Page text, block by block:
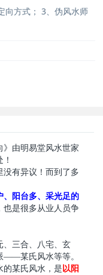
向方式； 3、伪风水师
》由明易堂风水世家
没有异议！而到了多
、阳台多、采光足的
也是很多从业人员争
、三合、八宅、玄
——某氏风水等等。
的某氏风水，是 以阳